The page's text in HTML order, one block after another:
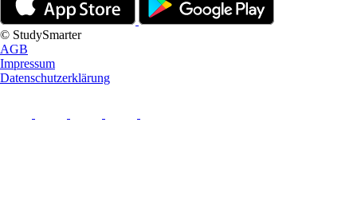
© StudySmarter
AGB
Impressum
Datenschutzerklärung